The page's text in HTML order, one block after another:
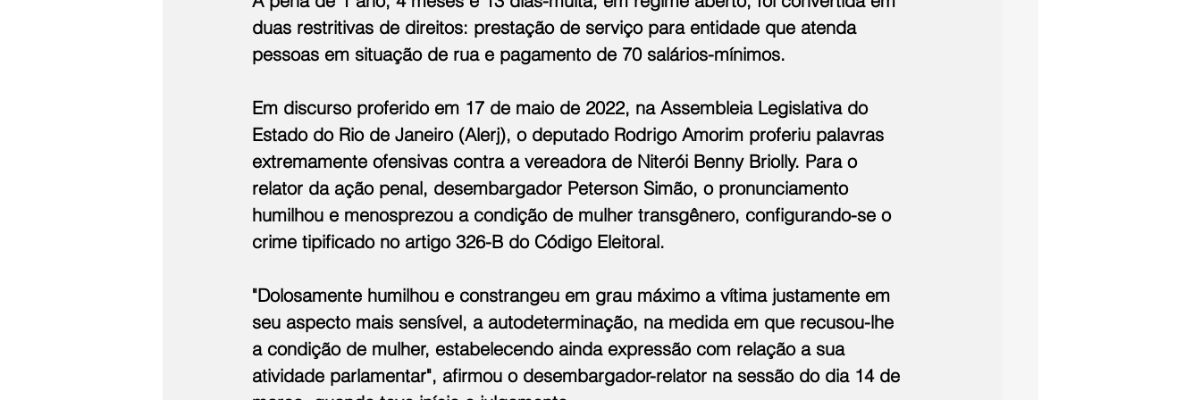
duas restritivas de direitos: prestação de serviço para entidade que atenda
pessoas em situação de rua e pagamento de 70 salários-mínimos.
Em discurso proferido em 17 de maio de 2022, na Assembleia Legislativa do
Estado do Rio de Janeiro (Alerj), o deputado Rodrigo Amorim proferiu palavras
extremamente ofensivas contra a vereadora de Niterói Benny Briolly. Para o
relator da ação penal, desembargador Peterson Simão, o pronunciamento
humilhou e menosprezou a condição de mulher transgênero, configurando-se o
crime tipificado no artigo 326-B do Código Eleitoral.
"Dolosamente humilhou e constrangeu em grau máximo a vítima justamente em
seu aspecto mais sensível, a autodeterminação, na medida em que recusou-lhe
a condição de mulher, estabelecendo ainda expressão com relação a sua
atividade parlamentar", afirmou o desembargador-relator na sessão do dia 14 de